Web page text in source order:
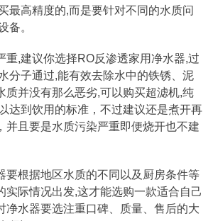
最高精度的,而是要针对不同的水质问
备。
重,建议你选择RO反渗透家用净水器,过
分子通过,能有效去除水中的铁锈、泥
质并没有那么恶劣,可以购买超滤机,纯
达到饮用的标准，不过建议还是煮开再
并且要是水质污染严重即便烧开也不建
要根据地区水质的不同以及厨房条件等
实际情况出发,这才能选购一款适合自己
净水器要选注重口碑、质量、售后的大